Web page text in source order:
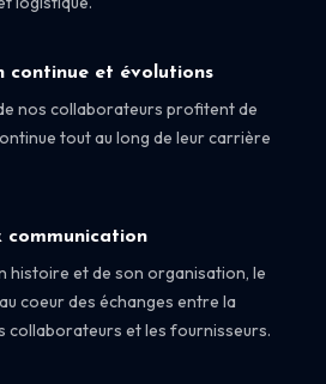
continue et évolutions
de nos collaborateurs profitent de
tout au long de leur carrière
communication
histoire et de son organisation, le
coeur des échanges entre la
collaborateurs et les fournisseurs.